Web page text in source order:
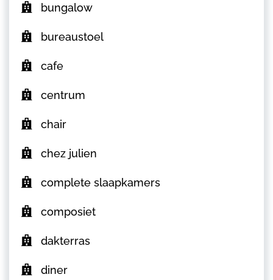
bungalow
bureaustoel
cafe
centrum
chair
chez julien
complete slaapkamers
composiet
dakterras
diner